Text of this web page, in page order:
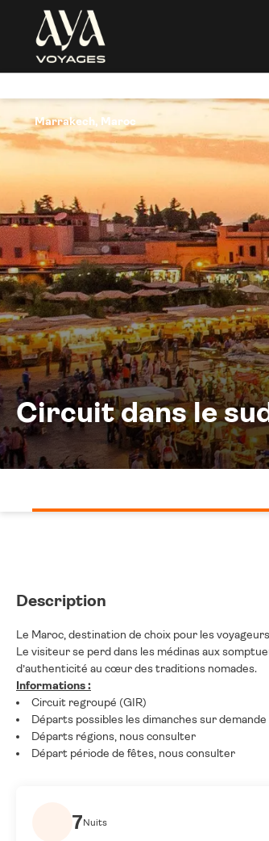
Circuit dans le
Marrakech, Maroc
Description
Le Maroc, destination de choix pour les
Le visiteur se perd dans les médinas aux
d’authenticité au cœur des traditions nomades.
Informations :
Circuit regroupé (GIR)
Départs possibles les dimanches sur demande
Départs régions, nous consulter
Départ période de fêtes, nous consulter
7Nuits